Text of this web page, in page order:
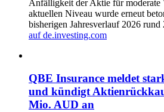
Anfälligkeit der Aktie für moderate
aktuellen Niveau wurde erneut
bisherigen Jahresverlauf 2026 rund
auf de.investing.com
QBE Insurance meldet
und kündigt
Mio. AUD an